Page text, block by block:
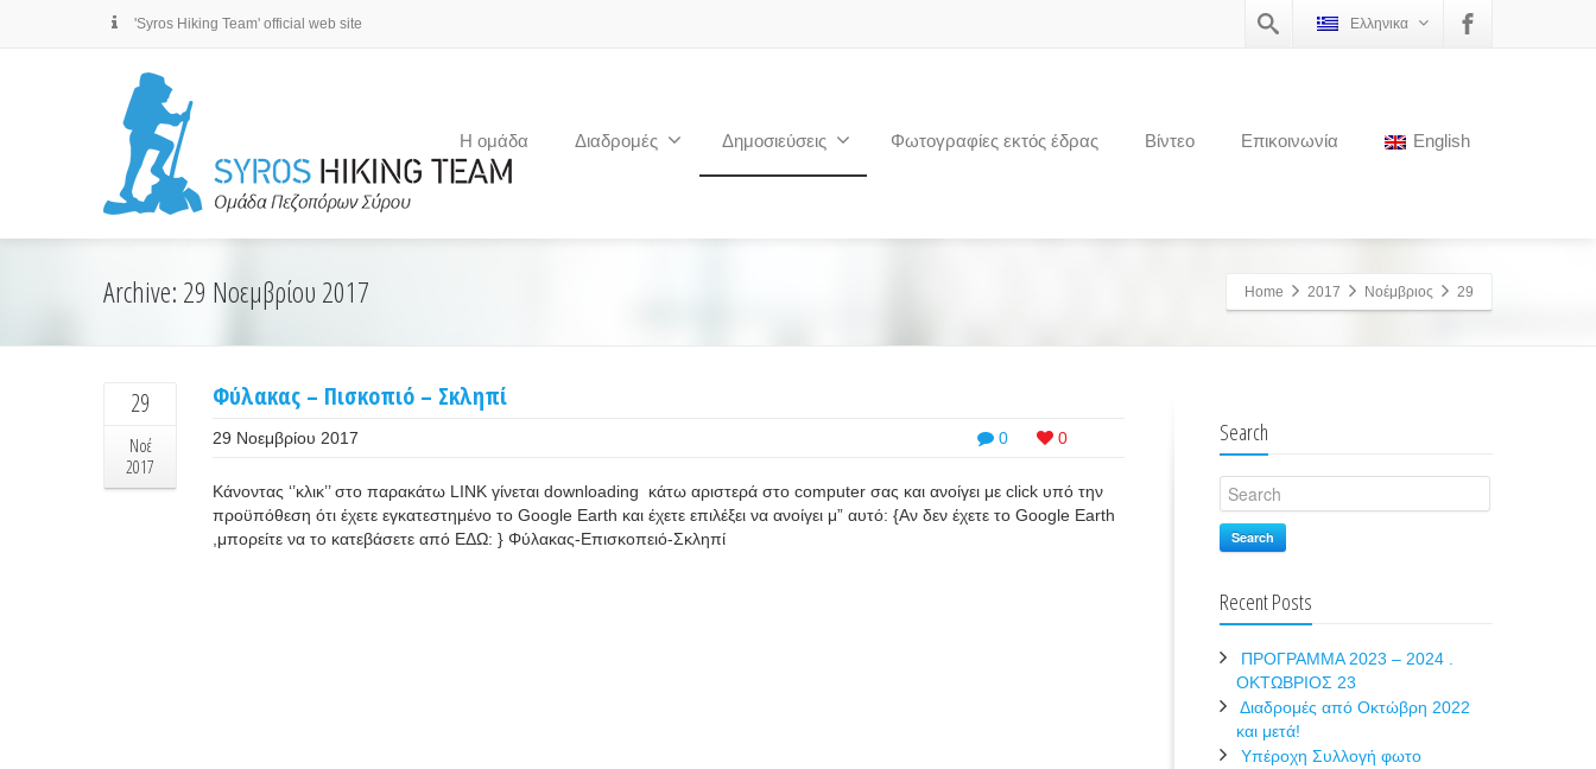
'Syros Hiking Team' official web site Ελληνικα
Η ομάδα Διαδρομές Δημοσιεύσεις Φωτογραφίες εκτός έδρας Βίντεο Επικοινωνία English
Archive: 29 Νοεμβρίου 2017 Home 2017 Νοέμβριος 29
29
Νοέ
2017
Φύλακας – Πισκοπιό – Σκληπί
0 0
29 Νοεμβρίου 2017
Κάνοντας ‘’κλικ’’ στο παρακάτω LINK γίνεται downloading κάτω αριστερά στο computer σας και ανοίγει με click υπό την
προϋπόθεση ότι έχετε εγκατεστημένο το Google Earth και έχετε επιλέξει να ανοίγει μ” αυτό: {Αν δεν έχετε το Google Earth
,μπορείτε να το κατεβάσετε από ΕΔΩ: } Φύλακας-Επισκοπειό-Σκληπί
Search
Search
Recent Posts
ΠΡΟΓΡΑΜΜΑ 2023 – 2024 .
ΟΚΤΩΒΡΙΟΣ 23
Διαδρομές από Οκτώβρη 2022
και μετά!
Υπέροχη Συλλογή φωτο